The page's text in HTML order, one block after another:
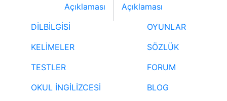
Açıklaması
Açıklaması
DİLBİLGİSİ
KELİMELER
TESTLER
OKUL İNGİLİZCESİ
OYUNLAR
SÖZLÜK
FORUM
BLOG